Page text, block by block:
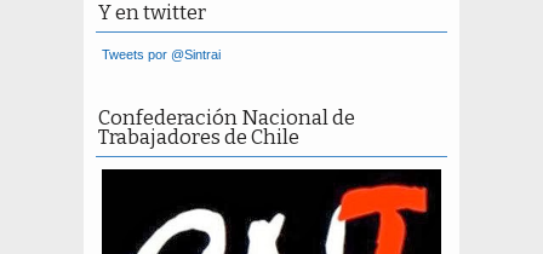
Y en twitter
Tweets por @Sintrai
Confederación Nacional de
Trabajadores de Chile